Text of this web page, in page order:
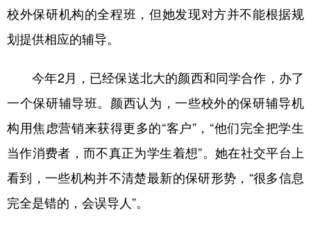
校外保研机构的全程班，但她发现对方并不能根据规
划提供相应的辅导。
今年2月，已经保送北大的颜西和同学合作，办了
一个保研辅导班。颜西认为，一些校外的保研辅导机
构用焦虑营销来获得更多的“客户”，“他们完全把学生
当作消费者，而不真正为学生着想”。她在社交平台上
看到，一些机构并不清楚最新的保研形势，“很多信息
完全是错的，会误导人”。